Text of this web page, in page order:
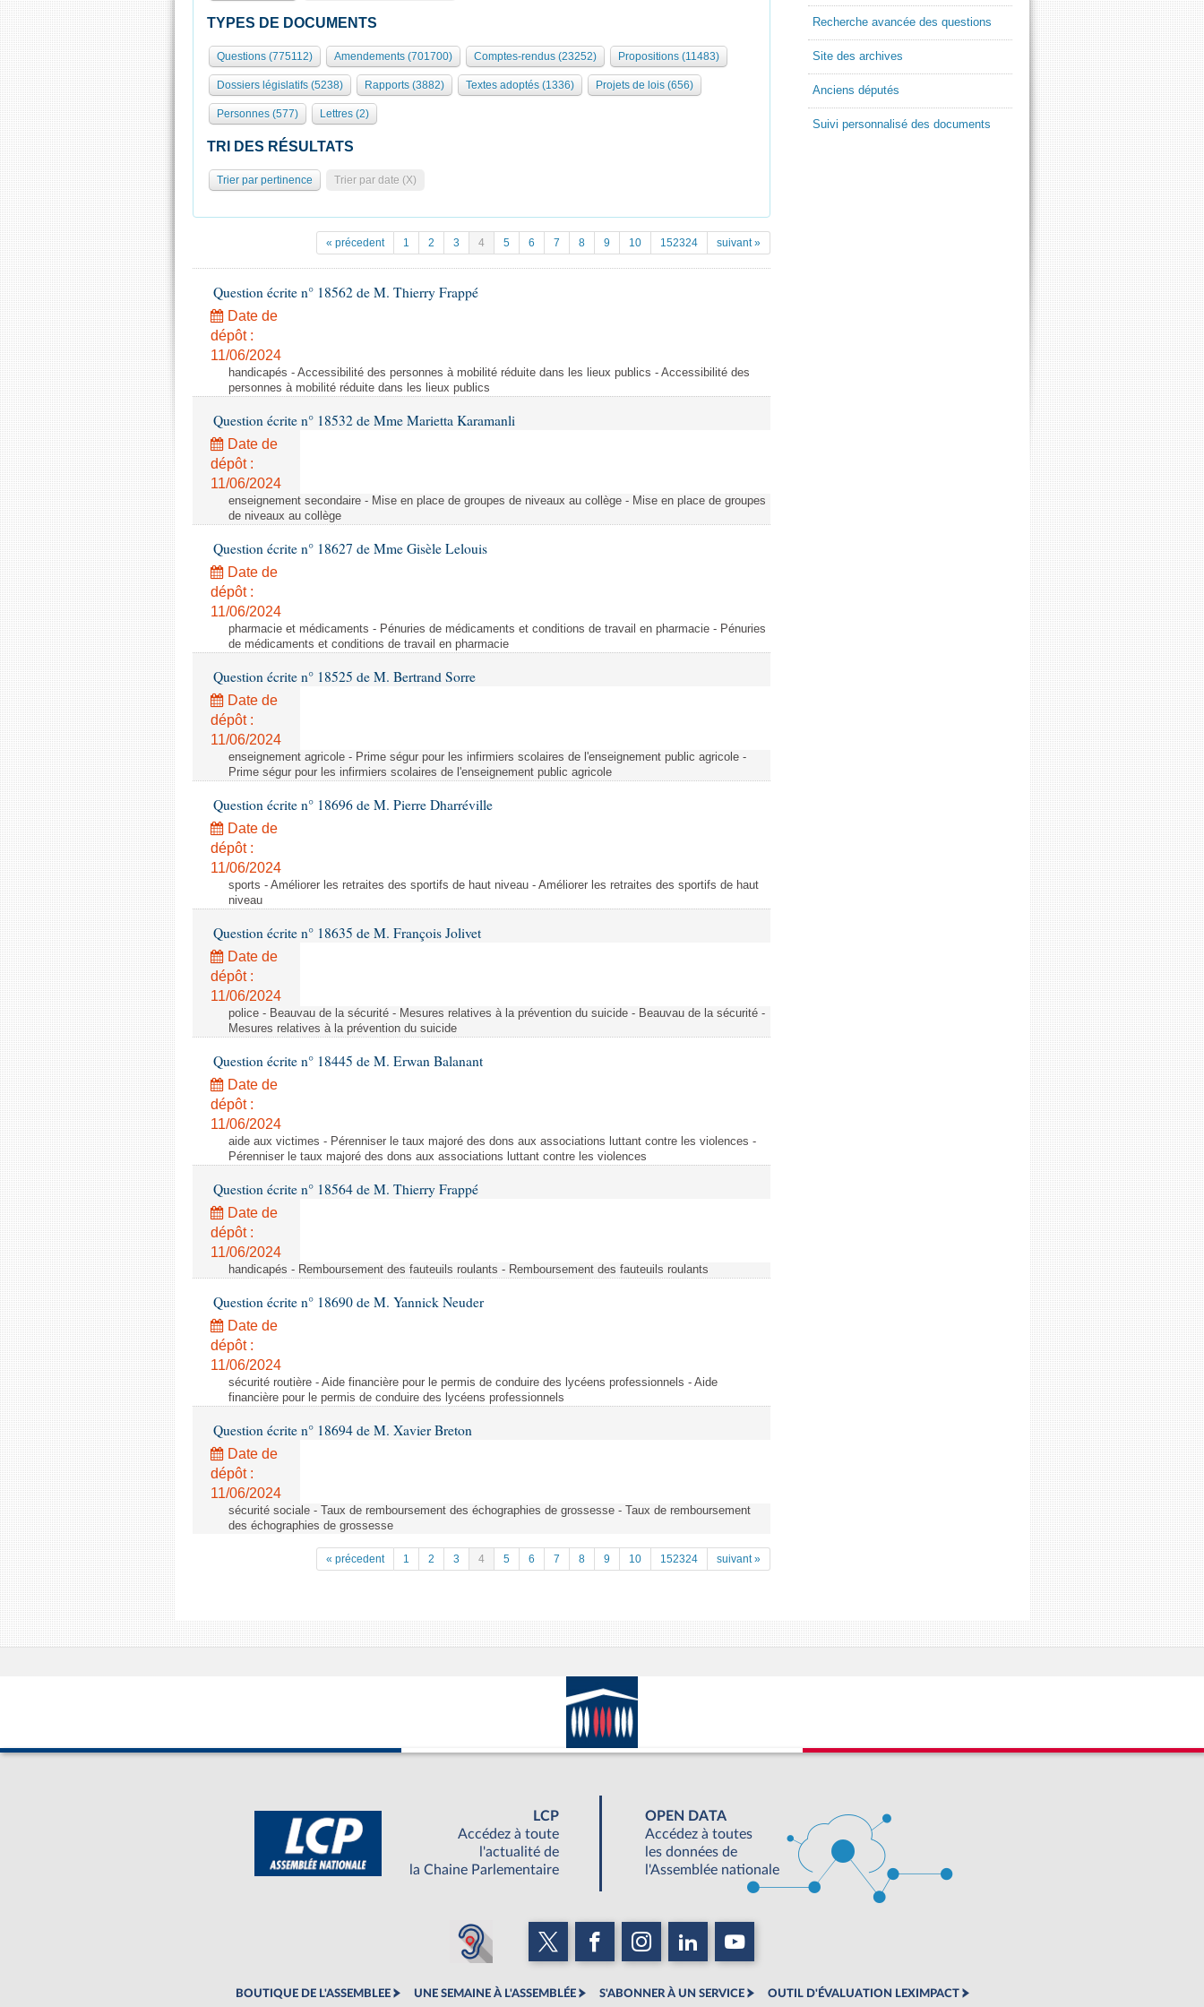
TYPES DE DOCUMENTS
Questions (775112) Amendements (701700) Comptes-rendus (23252) Propositions (11483)
Dossiers législatifs (5238) Rapports (3882) Textes adoptés (1336) Projets de lois (656)
Personnes (577) Lettres (2)
TRI DES RÉSULTATS
Trier par pertinence Trier par date (X)
« précedent 1 2 3 4 5 6 7 8 9 10 152324 suivant »
Question écrite n° 18562 de M. Thierry Frappé
Date de
dépôt :
11/06/2024
handicapés - Accessibilité des personnes à mobilité réduite dans les lieux publics - Accessibilité des
personnes à mobilité réduite dans les lieux publics
Question écrite n° 18532 de Mme Marietta Karamanli
Date de
dépôt :
11/06/2024
enseignement secondaire - Mise en place de groupes de niveaux au collège - Mise en place de groupes
de niveaux au collège
Question écrite n° 18627 de Mme Gisèle Lelouis
Date de
dépôt :
11/06/2024
pharmacie et médicaments - Pénuries de médicaments et conditions de travail en pharmacie - Pénuries
de médicaments et conditions de travail en pharmacie
Question écrite n° 18525 de M. Bertrand Sorre
Date de
dépôt :
11/06/2024
enseignement agricole - Prime ségur pour les infirmiers scolaires de l'enseignement public agricole -
Prime ségur pour les infirmiers scolaires de l'enseignement public agricole
Question écrite n° 18696 de M. Pierre Dharréville
Date de
dépôt :
11/06/2024
sports - Améliorer les retraites des sportifs de haut niveau - Améliorer les retraites des sportifs de haut
niveau
Question écrite n° 18635 de M. François Jolivet
Date de
dépôt :
11/06/2024
police - Beauvau de la sécurité - Mesures relatives à la prévention du suicide - Beauvau de la sécurité -
Mesures relatives à la prévention du suicide
Question écrite n° 18445 de M. Erwan Balanant
Date de
dépôt :
11/06/2024
aide aux victimes - Pérenniser le taux majoré des dons aux associations luttant contre les violences -
Pérenniser le taux majoré des dons aux associations luttant contre les violences
Question écrite n° 18564 de M. Thierry Frappé
Date de
dépôt :
11/06/2024
handicapés - Remboursement des fauteuils roulants - Remboursement des fauteuils roulants
Question écrite n° 18690 de M. Yannick Neuder
Date de
dépôt :
11/06/2024
sécurité routière - Aide financière pour le permis de conduire des lycéens professionnels - Aide
financière pour le permis de conduire des lycéens professionnels
Question écrite n° 18694 de M. Xavier Breton
Date de
dépôt :
11/06/2024
sécurité sociale - Taux de remboursement des échographies de grossesse - Taux de remboursement
des échographies de grossesse
« précedent 1 2 3 4 5 6 7 8 9 10 152324 suivant »
Recherche avancée des questions
Site des archives
Anciens députés
Suivi personnalisé des documents
LCP
Accédez à toute
l'actualité de
la Chaine Parlementaire
OPEN DATA
Accédez à toutes
les données de
l'Assemblée nationale
BOUTIQUE DE L'ASSEMBLEE UNE SEMAINE À L'ASSEMBLÉE S'ABONNER À UN SERVICE OUTIL D'ÉVALUATION LEXIMPACT